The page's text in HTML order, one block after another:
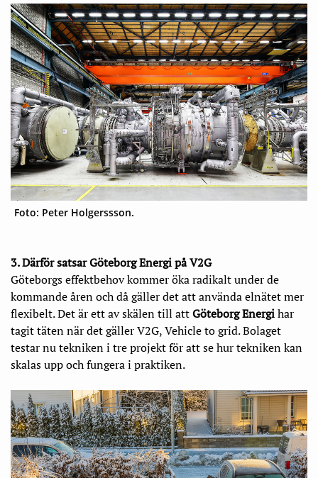
Foto: Peter Holgerssson.
3. Därför satsar Göteborg Energi på V2G
Göteborgs effektbehov kommer öka radikalt under de
kommande åren och då gäller det att använda elnätet mer
flexibelt. Det är ett av skälen till attGöteborg Energihar
tagit täten när det gäller V2G, Vehicle to grid. Bolaget
testar nu tekniken i tre projekt för att se hur tekniken kan
skalas upp och fungera i praktiken.